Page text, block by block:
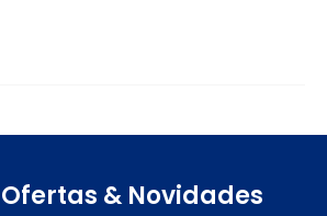
Ofertas & Novidades